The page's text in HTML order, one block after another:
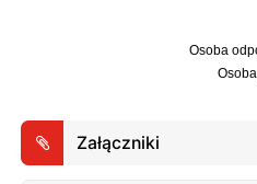
Osoba
Załączniki